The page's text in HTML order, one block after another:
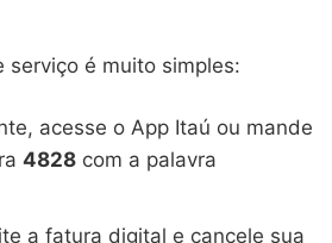
serviço é muito simples:
acesse o App Itaú ou mande
4828 com a palavra
a fatura digital e cancele sua